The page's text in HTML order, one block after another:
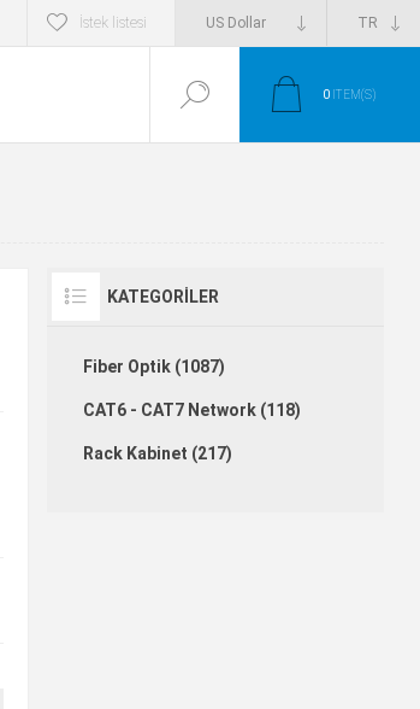
İstek listesi
0 ITEM(S)
KATEGORILER
Fiber Optik (1087)
CAT6 - CAT7 Network (118)
Rack Kabinet (217)